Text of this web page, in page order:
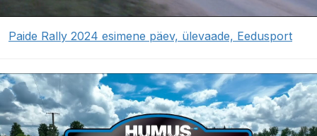
Paide Rally 2024 esimene päev, ülevaade, Eedusport